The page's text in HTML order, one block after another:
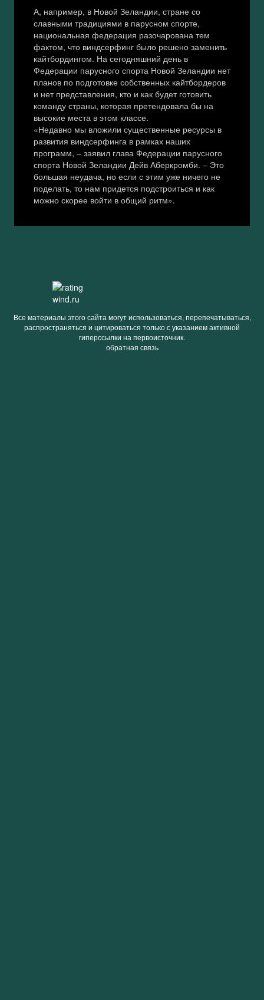
А, например, в Новой Зеландии, стране со
славными традициями в парусном спорте,
национальная федерация разочарована тем
фактом, что виндсерфинг было решено заменить
кайтбордингом. На сегодняшний день в
Федерации парусного спорта Новой Зеландии нет
планов по подготовке собственных кайтбордеров
и нет представления, кто и как будет готовить
команду страны, которая претендовала бы на
высокие места в этом классе.
«Недавно мы вложили существенные ресурсы в
развития виндсерфинга в рамках наших
программ, – заявил глава Федерации парусного
спорта Новой Зеландии Дейв Аберкромби. – Это
большая неудача, но если с этим уже ничего не
поделать, то нам придется подстроиться и как
можно скорее войти в общий ритм».
Все материалы этого сайта могут использоваться, перепечатываться,
распространяться и цитироваться только с указанием активной
гиперссылки на первоисточник.
обратная связь